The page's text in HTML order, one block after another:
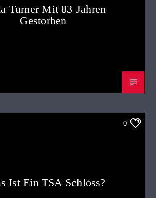
Turner Mit 83 Jahren
Gestorben
0
Ist Ein TSA Schloss?